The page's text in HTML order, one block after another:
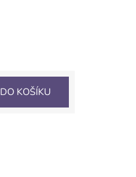
DO KOŠÍKU